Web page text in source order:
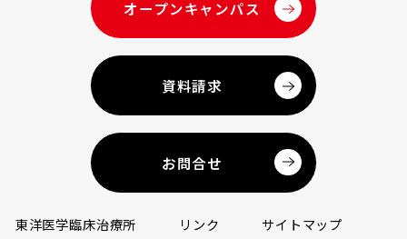
オープンキャンパス
資料請求
お問合せ
東洋医学臨床治療所 リンク
サイトマップ